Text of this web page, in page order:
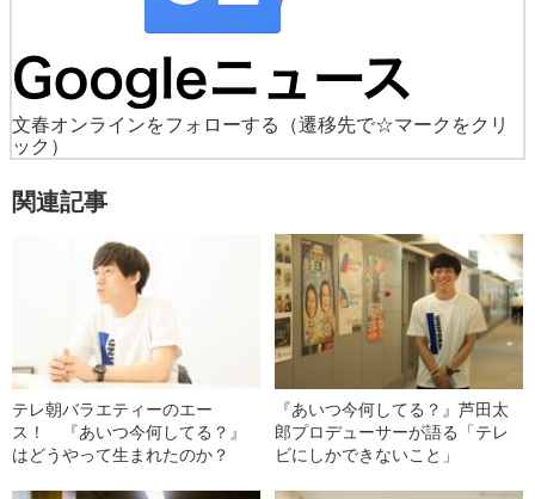
文春オンラインをフォローする
（遷移先で☆マークをクリ
ック）
関連記事
テレ朝バラエティーのエー
ス！ 『あいつ今何してる？』
はどうやって生まれたのか？
『あいつ今何してる？』芦田太
郎プロデューサーが語る「テレ
ビにしかできないこと」